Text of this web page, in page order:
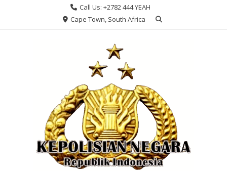
Call Us: +2782 444 YEAH
Cape Town, South Africa